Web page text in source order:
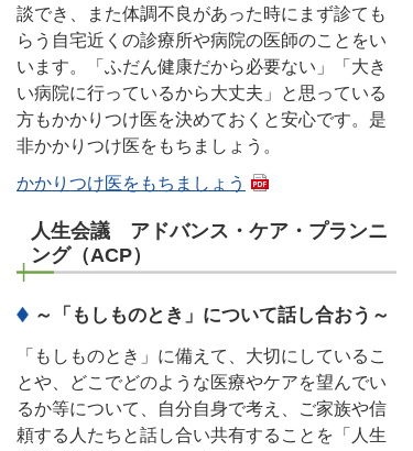
談でき、また体調不良があった時にまず診ても
らう自宅近くの診療所や病院の医師のことをい
います。「ふだん健康だから必要ない」「大き
い病院に行っているから大丈夫」と思っている
方もかかりつけ医を決めておくと安心です。是
非かかりつけ医をもちましょう。
かかりつけ医をもちましょう
人生会議 アドバンス・ケア・プランニ
ング（ACP）
～「もしものとき」について話し合おう～
「もしものとき」に備えて、大切にしているこ
とや、どこでどのような医療やケアを望んでい
るか等について、自分自身で考え、ご家族や信
頼する人たちと話し合い共有することを「人生